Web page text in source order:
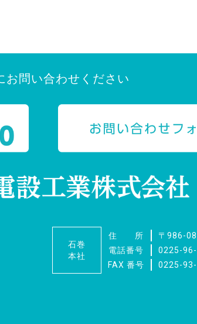
お問い合わせください
石巻
本社
住 所 〒986-
電話番号
0225-
FAX 番号
0225-